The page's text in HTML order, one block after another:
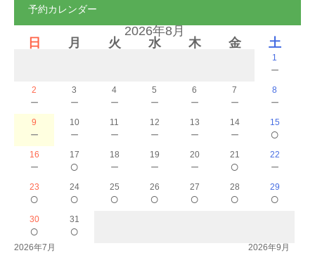
予約カレンダー
2026年8月
日
月 火 水 木 金 土
1
－
2
－
3
－
4
－
5
－
6
－
7
－
8
－
9
－
10
－
11
－
12
－
13
－
14
－
15
○
16
－
17
○
18
－
19
－
20
－
21
○
22
－
23
○
24
○
25
○
26
○
27
○
28
○
29
○
30
○
31
○
2026年7月 2026年9月